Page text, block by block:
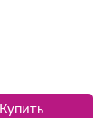
Купить